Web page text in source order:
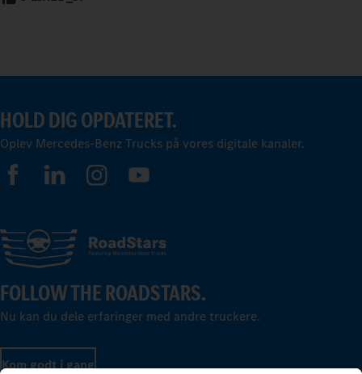
HOLD DIG OPDATERET.
Oplev Mercedes-Benz Trucks på vores digitale kanaler.
FOLLOW THE ROADSTARS.
Nu kan du dele erfaringer med andre truckere.
Kom godt i gang